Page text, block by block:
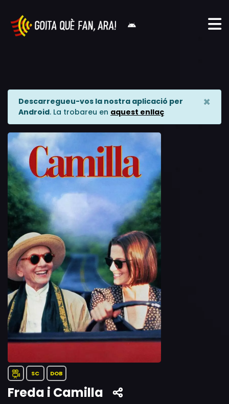
Descarregueu-vos la nostra aplicació per
Android. La trobareu en aquest enllaç
×
SC DOB
Freda i Camilla